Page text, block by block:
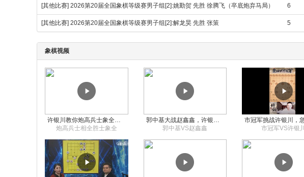
[其他比赛] 2026第20届全国象棋等级赛男子组[2]:姚勤贺 先胜 徐腾飞（卒底炮弃马局） 6
[其他比赛] 2026第20届全国象棋等级赛男子组[2]:解龙昊 先胜 张策 5
象棋视频
炮高兵士相全胜士象全
郭中基VS赵鑫鑫
市冠军VS许银川